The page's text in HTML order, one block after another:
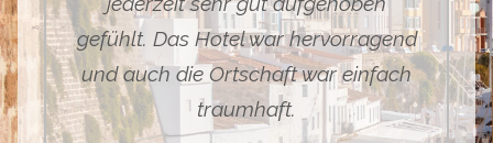
gefühlt. Das Hotel war hervorragend
und auch die Ortschaft war einfach
traumhaft.